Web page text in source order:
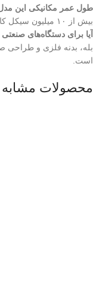
طول عمر مکانیکی این
بیش از ۱۰ میلیون سیکل کاری در شرایط استاندارد.
آیا برای دستگاه‌های
بله، بدنه فلزی و طراحی
است.
محصولات مشابه